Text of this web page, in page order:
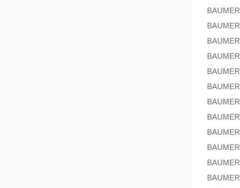
BAUMER
BAUMER
BAUMER
BAUMER
BAUMER
BAUMER
BAUMER
BAUMER
BAUMER
BAUMER
BAUMER
BAUMER